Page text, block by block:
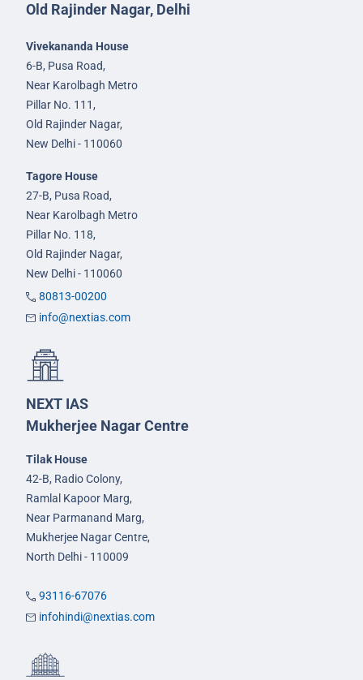
Old Rajinder Nagar, Delhi
Vivekananda House
6-B, Pusa Road,
Near Karolbagh Metro
Pillar No. 111,
Old Rajinder Nagar,
New Delhi - 110060
Tagore House
27-B, Pusa Road,
Near Karolbagh Metro
Pillar No. 118,
Old Rajinder Nagar,
New Delhi - 110060
80813-00200
info@nextias.com
NEXT IAS
Mukherjee Nagar Centre
Tilak House
42-B, Radio Colony,
Ramlal Kapoor Marg,
Near Parmanand Marg,
Mukherjee Nagar Centre,
North Delhi - 110009
93116-67076
infohindi@nextias.com